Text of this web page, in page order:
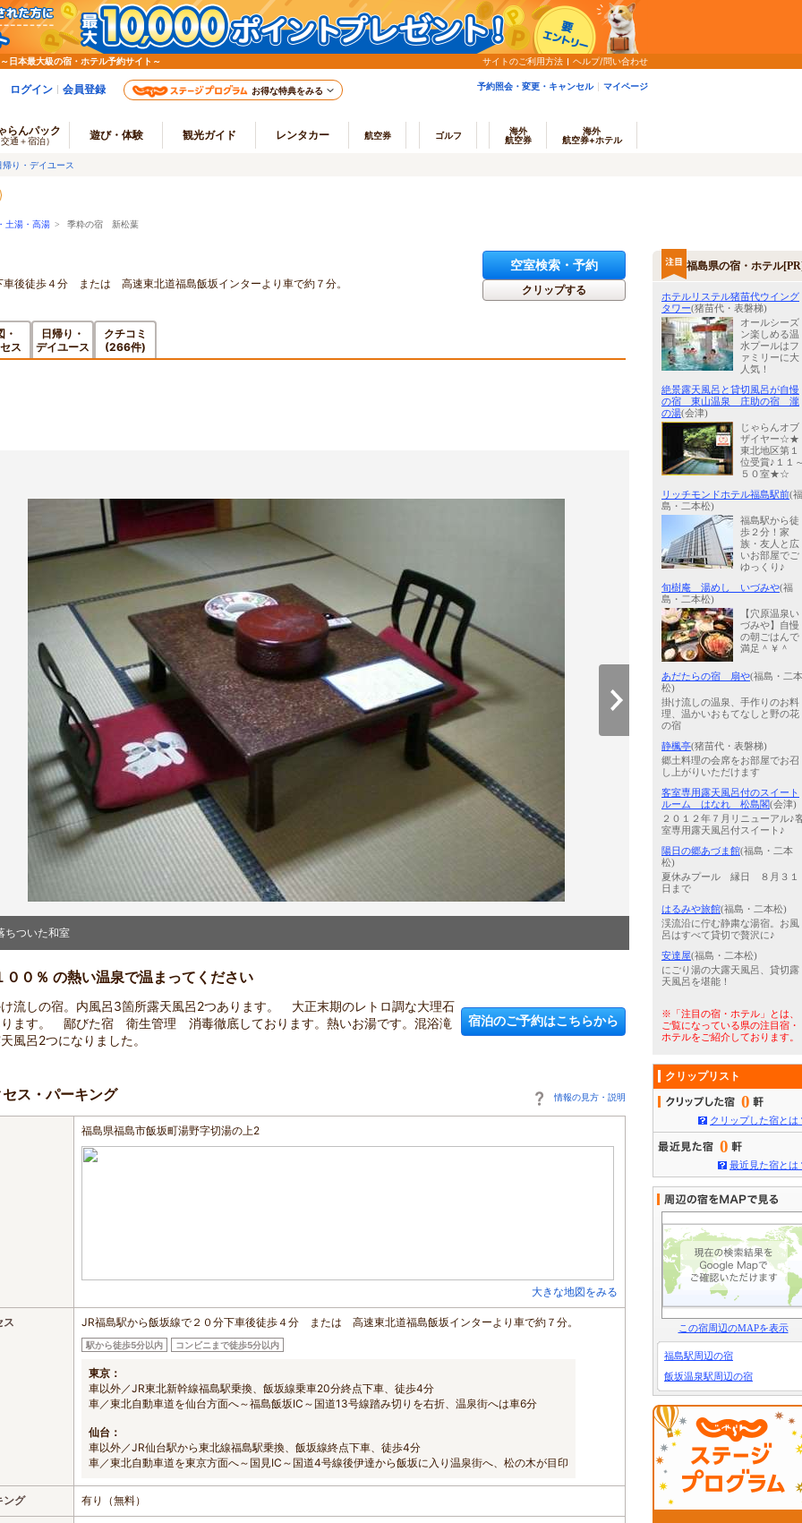
日本最大級の宿・ホテル予約サイト～ サイトのご利用方法 ヘルプ/問い合わせ
ログイン 会員登録 お得な特典をみる 予約照会・変更・キャンセル マイページ
らんパック
交通＋宿泊） 遊び・体験 観光ガイド レンタカー 航空券 ゴルフ
海外
航空券
海外
航空券+ホテル
帰り・デイユース
土湯・高湯 > 季粋の宿 新松葉
車後徒歩４分 または 高速東北道福島飯坂インターより車で約７分。
空室検索・予約
クリップする
・
ス
日帰り・
デイユース
クチコミ
(266件)
ちついた和室 大理石風呂1
００％ の熱い温泉で温まってください
流しの宿。内風呂3箇所露天風呂2つあります。 大正末期のレトロ調な大理石
ります。 鄙びた宿 衛生管理 消毒徹底しております。熱いお湯です。混浴滝
風呂2つになりました。
宿泊のご予約はこちらから
セス・パーキング 情報の見方・説明
福島県福島市飯坂町湯野字切湯の上2
大きな地図をみる
ス JR福島駅から飯坂線で２０分下車後徒歩４分 または 高速東北道福島飯坂インターより車で約７分。
駅から徒歩5分以内 コンビニまで徒歩5分以内
東京：
車以外／JR東北新幹線福島駅乗換、飯坂線乗車20分終点下車、徒歩4分
車／東北自動車道を仙台方面へ～福島飯坂IC～国道13号線踏み切りを右折、温泉街へは車6分
仙台：
車以外／JR仙台駅から東北線福島駅乗換、飯坂線終点下車、徒歩4分
車／東北自動車道を東京方面へ～国見IC～国道4号線後伊達から飯坂に入り温泉街へ、松の木が目印
ング 有り（無料）
福島県の宿・ホテル
ホテルリステル猪苗代ウイング
タワー(猪苗代・表磐梯)
オールシーズ
ン楽しめる温
水プールはフ
ァミリーに大
人気！
絶景露天風呂と貸切風呂が自慢
の宿 東山温泉 庄助の宿 瀧
の湯(会津)
じゃらんオブ
ザイヤー☆★
東北地区第１
位受賞♪１１
５０室★☆
リッチモンドホテル福島駅前(福
島・二本松)
福島駅から徒
歩２分！家
族・友人と広
いお部屋でご
ゆっくり♪
旬樹庵 湯めし いづみや(福
島・二本松)
【穴原温泉い
づみや】自慢
の朝ごはんで
満足＾￥＾
あだたらの宿 扇や(福島・二本
松)
掛け流しの温泉、手作りのお料
理、温かいおもてなしと野の花
の宿
静楓亭(猪苗代・表磐梯)
郷土料理の会席をお部屋でお召
し上がりいただけます
客室専用露天風呂付のスイート
ルーム はなれ 松島閣(会津)
２０１２年７月リニューアル♪
室専用露天風呂付スイート♪
陽日の郷あづま館(福島・二本
松)
夏休みプール 縁日 ８月３１
日まで
はるみや旅館(福島・二本松)
渓流沿に佇む静粛な湯宿。お風
呂はすべて貸切で贅沢に♪
安達屋(福島・二本松)
にごり湯の大露天風呂、貸切露
天風呂を堪能！
※「注目の宿・ホテル」とは、
ご覧になっている県の注目宿・
ホテルをご紹介しております。
クリップリスト
0
クリップした宿とは
0
最近見た宿とは
この宿周辺のMAPを表示
福島駅周辺の宿
飯坂温泉駅周辺の宿